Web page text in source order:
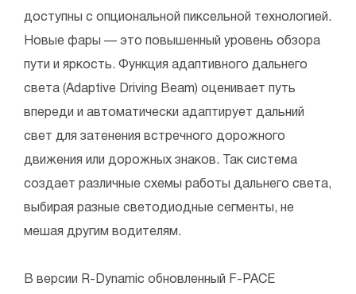
доступны с опциональной пиксельной технологией.
Новые фары — это повышенный уровень обзора
пути и яркость. Функция адаптивного дальнего
света (Adaptive Driving Beam) оценивает путь
впереди и автоматически адаптирует дальний
свет для затенения встречного дорожного
движения или дорожных знаков. Так система
создает различные схемы работы дальнего света,
выбирая разные светодиодные сегменты, не
мешая другим водителям.
В версии R-Dynamic обновленный F-PACE